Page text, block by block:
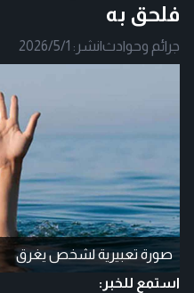
فلحق به
جرائم وحوادث|نشر: 2026/5/1
صورة تعبيرية لشخص يغرق
استمع للخبر: